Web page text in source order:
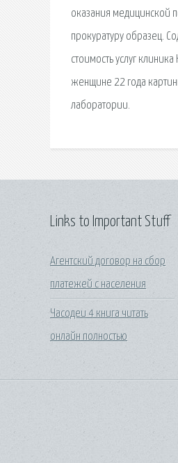
оказания медицинской
прокуратуру образец.
стоимость услуг
женщине 22 года
лаборатории.
Links to Important Stuff
Агентский договор на сбор
платежей с населения
Часодеи 4 книга читать
онлайн полностью